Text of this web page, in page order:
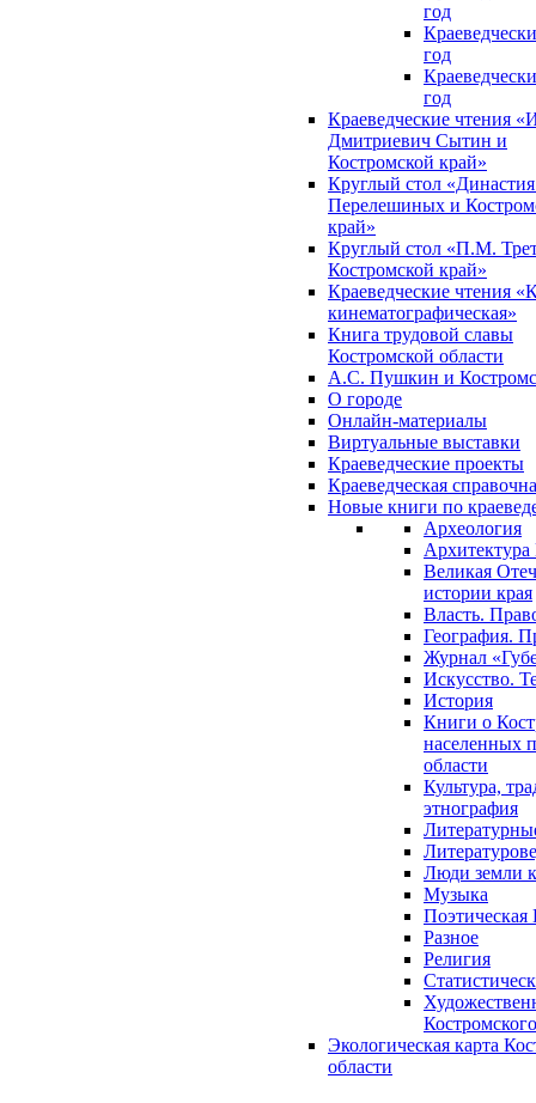
год
год
год
Краеведческие чтения
Дмитриевич Сытин и
Костромской край»
Круглый стол
Перелешиных и
край»
Круглый стол «П.М.
Костромской край»
Краеведческие чтения
кинематографическая»
Книга трудовой славы
Костромской области
А.С. Пушкин и
О городе
Онлайн-материалы
Виртуальные выставки
Краеведческие проекты
Краеведческая
Новые книги по
Археология
Архитектура
Великая
истории края
Власть.
География.
Журнал
Искусство.
История
Книги о
населенных
области
Культура,
этнография
Люди земли
Музыка
Поэтическая
Разное
Религия
Экологическая карта
области